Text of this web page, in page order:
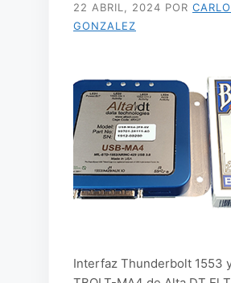
22 ABRIL, 2024 POR
GONZALEZ
Interfaz Thunderbolt 1553